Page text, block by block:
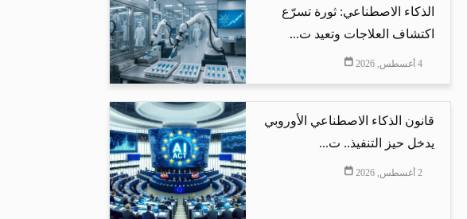
الذكاء الاصطناعي: ثورة تسرّع
اكتشاف العلاجات وتعيد ت...
4 أغسطس, 2026
قانون الذكاء الاصطناعي الأوروبي
يدخل حيز التنفيذ.. ت...
2 أغسطس, 2026